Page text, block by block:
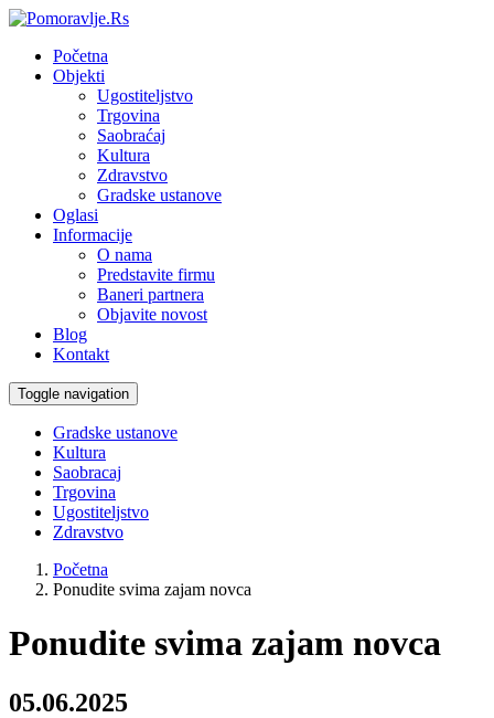
Početna
Objekti
Ugostiteljstvo
Trgovina
Saobraćaj
Kultura
Zdravstvo
Gradske ustanove
Oglasi
Informacije
O nama
Predstavite firmu
Baneri partnera
Objavite novost
Blog
Kontakt
Toggle navigation
Gradske ustanove
Kultura
Saobracaj
Trgovina
Ugostiteljstvo
Zdravstvo
Početna
Ponudite svima zajam novca
Ponudite svima zajam novca
05.06.2025